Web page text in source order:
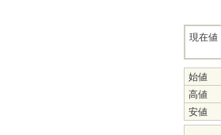
現在値
始値
高値
安値